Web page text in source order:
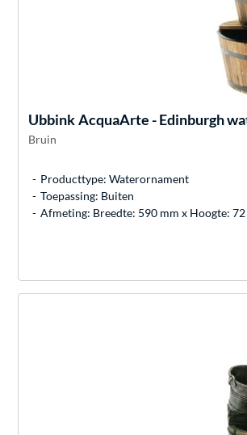
UbbinkAcquaArte - Edinburgh
Bruin
Producttype: Waterornament
Toepassing: Buiten
Afmeting: Breedte: 590 mm x Hoogte: